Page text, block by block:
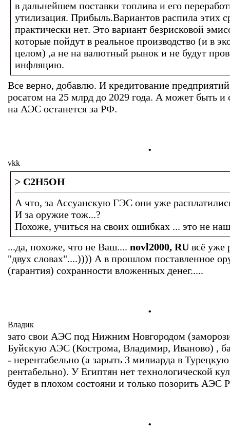
в дальнейшем поставки топлива и его
утилизация. Прибыль.Вариантов распила этих
практически нет. Это вариант безрисковой
которые пойдут в реальное производство (и в
целом) ,а не на валютный рынок и не будут
инфляцию.
Все верно, добавлю. И кредитование
росатом на 25 млрд до 2029 года. А может быть и
на АЭС останется за РФ.
.
vkk
> C2H5OH
А что, за Ассуанскую ГЭС они уже
И за оружие тож...?
Похоже, учиться на своих ошибках ... это не
...да, похоже, что не Ваш.... novl2000, RU всё уже
"двух словах"....)))) А в прошлом поставленное
(гарантия) сохранности вложенных денег.....
.
Владик
зато свои АЭС под Нижним Новгородом
Буйскую АЭС (Кострома, Владимир, Иваново) ,
- нерентабельно (а зарыть 3 милиарда в
рентабельно). У Египтян нет технологической
будет в плохом состояни и только позорить АЭС
.